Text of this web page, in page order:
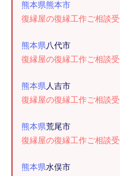
熊本県熊本市
復縁屋の復縁工作ご相談
熊本県八代市
復縁屋の復縁工作ご相談
熊本県 人吉市
復縁屋の復縁工作ご相談
熊本県荒尾市
復縁屋の復縁工作ご相談
熊本県水俣市